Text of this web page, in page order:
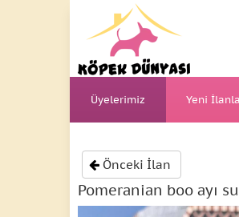
Üyelerimiz Yeni
Önceki İlan
Pomeranian boo ayı